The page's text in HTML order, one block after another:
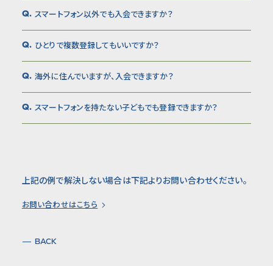
Q. スマートフォン以外でも入会できますか？
Q. ひとりで複数登録してもいいですか？
Q. 海外に住んでいますが、入会できますか？
Q. スマートフォンを持たない子どもでも登録できますか？
上記の例で解決しない場合は下記よりお問い合わせください。
お問い合わせはこちら
BACK